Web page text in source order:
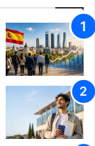
ب
و
ك
ي
و
ب